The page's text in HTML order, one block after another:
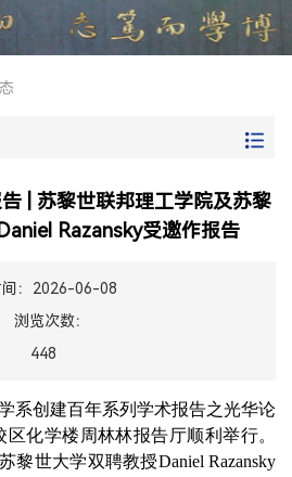
| 苏黎世联邦理工学院及苏黎
Razansky受邀作报告
间：2026-06-08
浏览次数：
448
系创建百年系列学术报告之光华论
化学楼周林林报告厅顺利举行。
黎世大学双聘教授Daniel Razansky